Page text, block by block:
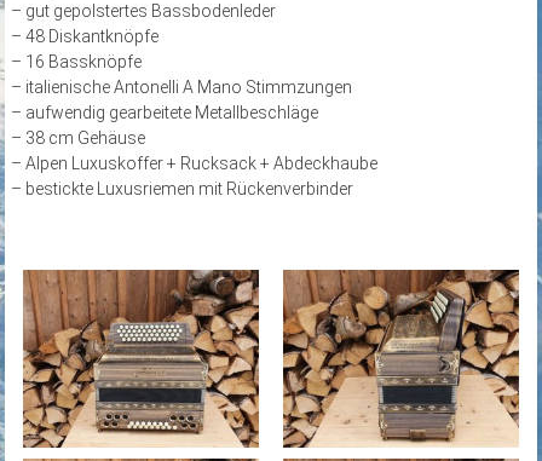
– gut gepolstertes Bassbodenleder
– 48 Diskantknöpfe
– 16 Bassknöpfe
– italienische Antonelli A Mano Stimmzungen
– aufwendig gearbeitete Metallbeschläge
– 38 cm Gehäuse
– Alpen Luxuskoffer + Rucksack + Abdeckhaube
– bestickte Luxusriemen mit Rückenverbinder